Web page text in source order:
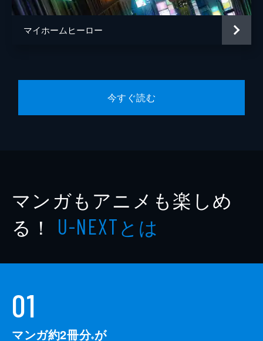
マイホームヒーロー
今すぐ読む
マンガもアニメも楽しめ
る！ U-NEXTとは
01
マンガ約2冊分※が